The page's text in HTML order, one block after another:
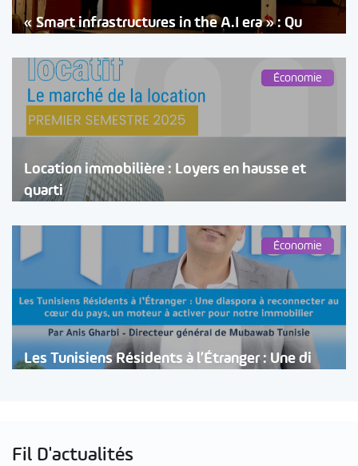
« Smart infrastructures in the A.I era » : Qu
Économie
Location immobilière : Loyers en hausse et
quarti
Économie
Les Tunisiens Résidents à l’Étranger : Une di
Fil D'actualités